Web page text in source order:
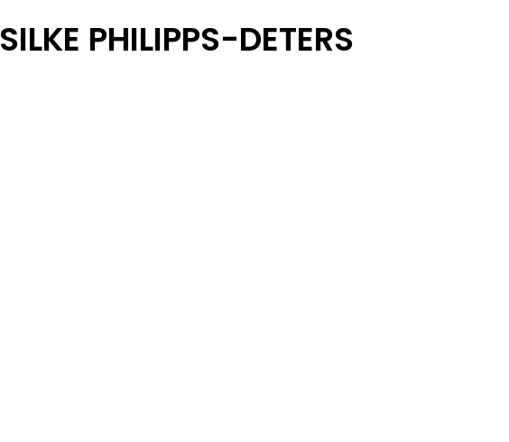
SILKE PHILIPPS-DETERS